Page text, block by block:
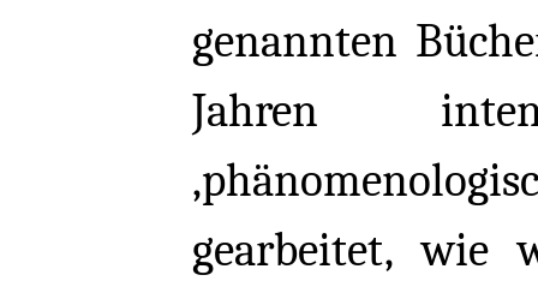
genannten
Jahren
gearbeitet, wie